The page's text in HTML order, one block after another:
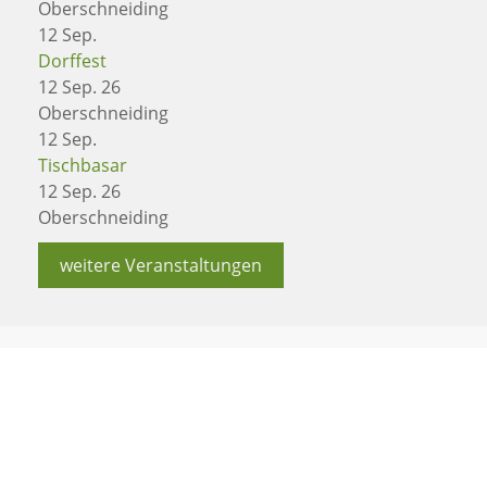
Oberschneiding
12 Sep.
Dorffest
12 Sep. 26
Oberschneiding
12 Sep.
Tischbasar
12 Sep. 26
Oberschneiding
weitere Veranstaltungen